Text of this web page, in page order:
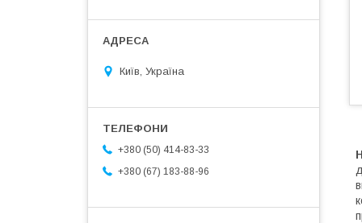
Київ, Україна
+380 (50) 414-83-33
+380 (67) 183-88-96